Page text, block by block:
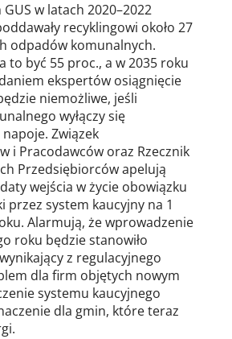
w latach 2020–2022
recyklingowi około 27
odpadów komunalnych.
to być 55 proc., a w 2035 roku
ekspertów osiągnięcie
niemożliwe, jeśli
wyłączy się
Związek
i Pracodawców oraz Rzecznik
Przedsiębiorców apelują
wejścia w życie obowiązku
przez system kaucyjny na 1
Alarmują, że wprowadzenie
roku będzie stanowiło
z regulacyjnego
dla firm objętych nowym
systemu kaucyjnego
dla gmin, które teraz